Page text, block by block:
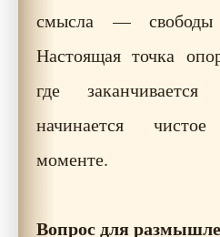
смысла — свободы
Настоящая точка
где
начинается
моменте.
Вопрос для